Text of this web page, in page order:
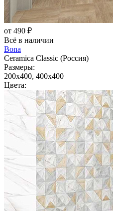
от 490 ₽
Всё в наличии
Bona
Ceramica Classic (Россия)
Размеры:
200x400, 400x400
Цвета: